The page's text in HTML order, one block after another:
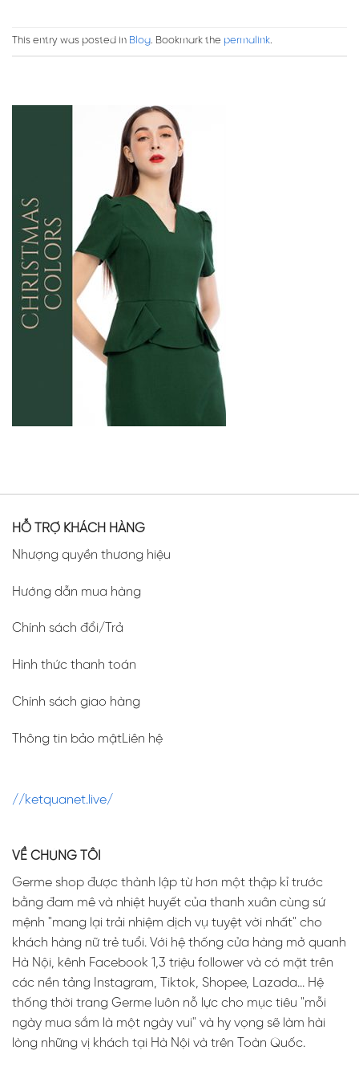
This entry was posted in Blog. Bookmark the permalink.
HỖ TRỢ KHÁCH HÀNG
Nhượng quyền thương hiệu
Hướng dẫn mua hàng
Chính sách đổi/Trả
Hình thức thanh toán
Chính sách giao hàng
Thông tin bảo mậtLiên hệ
//ketquanet.live/
VỀ CHÚNG TÔI
Germe shop được thành lập từ hơn một thập kỉ trước
bằng đam mê và nhiệt huyết của thanh xuân cùng sứ
mệnh "mang lại trải nhiệm dịch vụ tuyệt vời nhất" cho
khách hàng nữ trẻ tuổi. Với hệ thống cửa hàng mở quanh
Hà Nội, kênh Facebook 1,3 triệu follower và có mặt trên
các nền tảng Instagram, Tiktok, Shopee, Lazada... Hệ
thống thời trang Germe luôn nỗ lực cho mục tiêu "mỗi
ngày mua sắm là một ngày vui" và hy vọng sẽ làm hài
lòng những vị khách tại Hà Nội và trên Toàn Quốc.